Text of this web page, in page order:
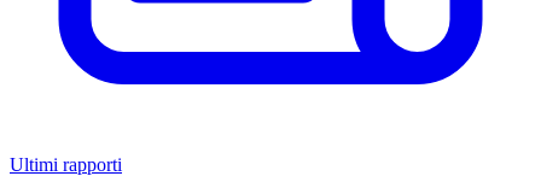
Ultimi rapporti